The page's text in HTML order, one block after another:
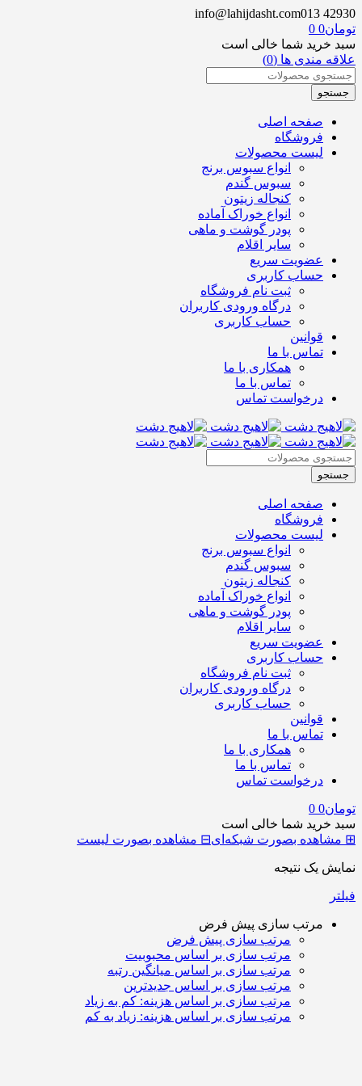
info@lahijdasht.com013 42930
تومان0
0
سبد خرید شما خالی است
علاقه مندی ها (0)
صفحه اصلی
فروشگاه
لیست محصولات
انواع سبوس برنج
سبوس گندم
کنجاله زیتون
انواع خوراک آماده
پودر گوشت و ماهی
سایر اقلام
عضویت سریع
حساب کاربری
ثبت نام فروشگاه
درگاه ورودی کاربران
حساب کاربری
قوانین
تماس با ما
همکاری با ما
تماس با ما
درخواست تماس
صفحه اصلی
فروشگاه
لیست محصولات
انواع سبوس برنج
سبوس گندم
کنجاله زیتون
انواع خوراک آماده
پودر گوشت و ماهی
سایر اقلام
عضویت سریع
حساب کاربری
ثبت نام فروشگاه
درگاه ورودی کاربران
حساب کاربری
قوانین
تماس با ما
همکاری با ما
تماس با ما
درخواست تماس
تومان0
0
سبد خرید شما خالی است
⊞ مشاهده بصورت شبکه‌ای⊟ مشاهده بصورت لیست
نمایش یک نتیجه
فیلتر
مرتب سازی پیش فرض
مرتب سازی پیش فرض
مرتب سازی بر اساس محبوبیت
مرتب سازی بر اساس میانگین رتبه
مرتب سازی بر اساس جدیدترین
مرتب سازی بر اساس هزینه: کم به زیاد
مرتب سازی بر اساس هزینه: زیاد به کم